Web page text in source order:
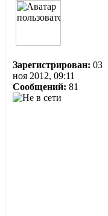
Зарегистрирован: 03
ноя 2012, 09:11
Сообщений: 81